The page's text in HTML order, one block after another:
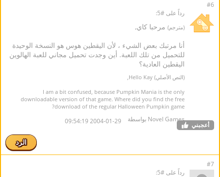
#6
رداً على #5:
(مترجم) مرحبا كاي,
أنا مرتبك بعض الشيء ، لأن اليقطين هوس هو النسخة الوحيدة
للتحميل من تلك اللعبة. أين وجدت تحميل مجاني للعبة الهالوين
اليقطين العادية؟
(النص الأصلي) Hello Kay,
I am a bit confused, because Pumpkin Mania is the only
downloadable version of that game. Where did you find the free
download of the regular Halloween Pumpkin game?
Novel Games بواسطة 2004-01-29 09:54:19 أعجبني
الرد
#7
رداً على #5: